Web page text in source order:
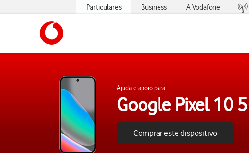
Particulares Business A Vodafone
Ajuda e apoio para
Google Pixel 10
Comprar este dispositivo